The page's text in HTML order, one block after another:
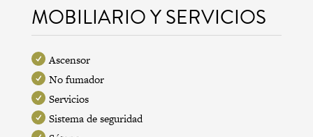
MOBILIARIO Y SERVICIOS
Ascensor
No fumador
Servicios
Sistema de seguridad